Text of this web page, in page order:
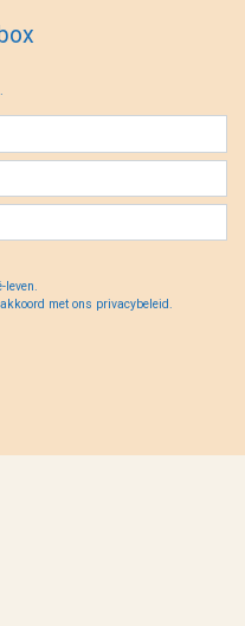
leven.
met ons privacybeleid.